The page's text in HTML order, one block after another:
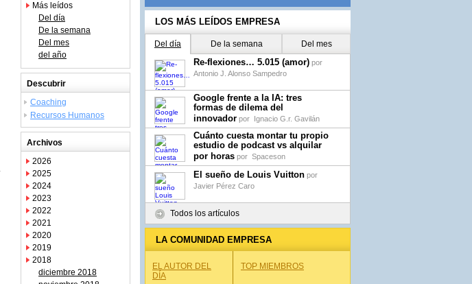
Más leídos
Del día
De la semana
Del mes
del año
Descubrir
Coaching
Recursos Humanos
Archivos
2026
2025
2024
2023
2022
2021
2020
2019
2018
diciembre 2018
LOS MÁS LEÍDOS EMPRESA
Del día De la semana Del mes
Re-flexiones… 5.015 (amor) por
Antonio J. Alonso Sampedro
Google frente a la IA: tres
formas de dilema del
innovador por Ignacio G.r. Gavilán
Cuánto cuesta montar tu propio
estudio de podcast vs alquilar
por horas por Spaceson
El sueño de Louis Vuitton por
Javier Pérez Caro
Todos los artículos
LA COMUNIDAD EMPRESA
EL AUTOR DEL
DÍA
TOP MIEMBROS